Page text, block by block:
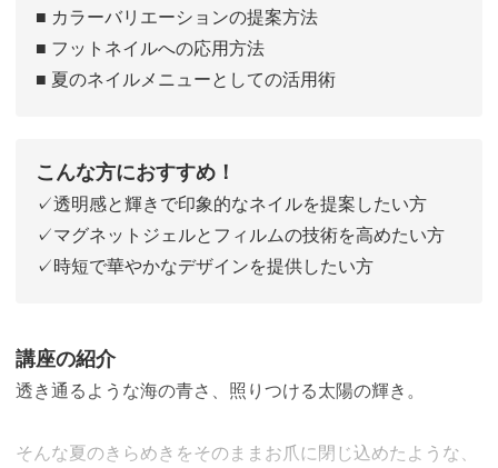
■ カラーバリエーションの提案方法
■ フットネイルへの応用方法
■ 夏のネイルメニューとしての活用術
こんな方におすすめ！
✓透明感と輝きで印象的なネイルを提案したい方
✓マグネットジェルとフィルムの技術を高めたい方
✓時短で華やかなデザインを提供したい方
講座の紹介
透き通るような海の青さ、照りつける太陽の輝き。
そんな夏のきらめきをそのままお爪に閉じ込めたような、